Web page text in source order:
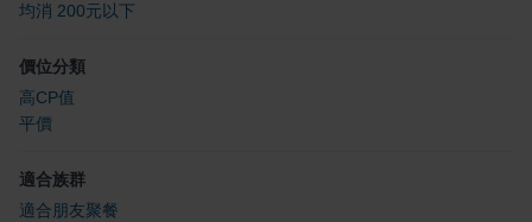
均消 200元以下
價位分類
高CP值
平價
適合族群
適合朋友聚餐